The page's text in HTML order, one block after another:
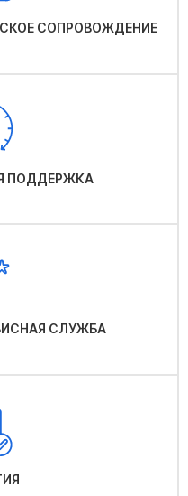
СОПРОВОЖДЕНИЕ
ПОДДЕРЖКА
СЛУЖБА